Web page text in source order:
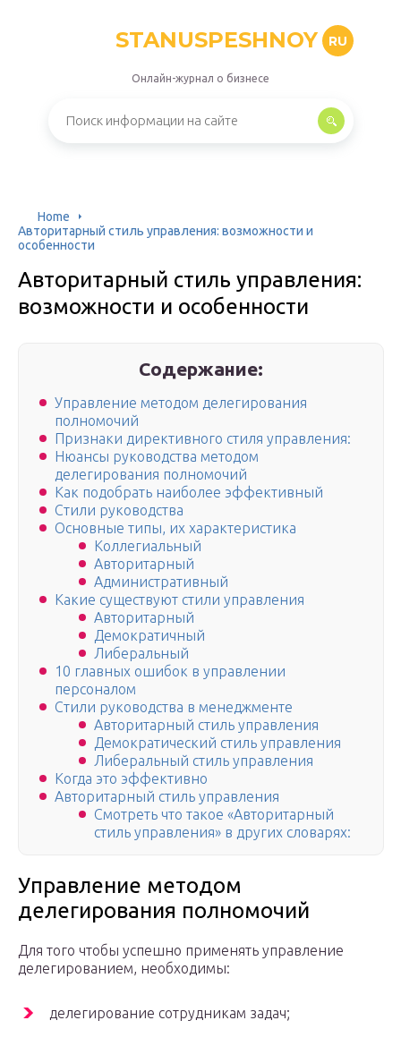
STANUSPESHNOY RU
Онлайн-журнал о бизнесе
Home
Авторитарный стиль управления: возможности и
особенности
Авторитарный стиль управления:
возможности и особенности
Содержание:
Управление методом делегирования
полномочий
Признаки директивного стиля управления:
Нюансы руководства методом
делегирования полномочий
Как подобрать наиболее эффективный
Стили руководства
Основные типы, их характеристика
Коллегиальный
Авторитарный
Административный
Какие существуют стили управления
Авторитарный
Демократичный
Либеральный
10 главных ошибок в управлении
персоналом
Стили руководства в менеджменте
Авторитарный стиль управления
Демократический стиль управления
Либеральный стиль управления
Когда это эффективно
Авторитарный стиль управления
Смотреть что такое «Авторитарный
стиль управления» в других словарях:
Управление методом
делегирования полномочий
Для того чтобы успешно применять управление
делегированием, необходимы:
делегирование сотрудникам задач;